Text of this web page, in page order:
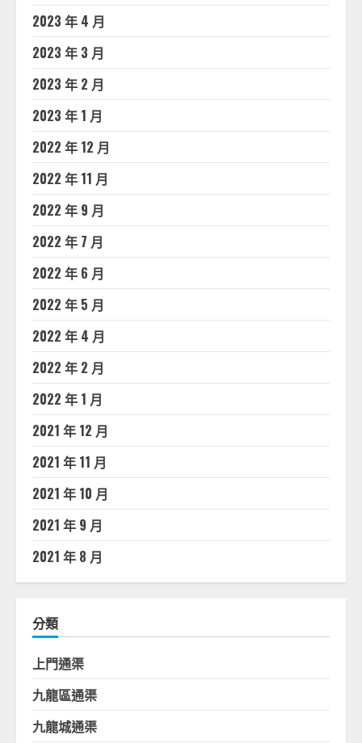
2023 年 4 月
2023 年 3 月
2023 年 2 月
2023 年 1 月
2022 年 12 月
2022 年 11 月
2022 年 9 月
2022 年 7 月
2022 年 6 月
2022 年 5 月
2022 年 4 月
2022 年 2 月
2022 年 1 月
2021 年 12 月
2021 年 11 月
2021 年 10 月
2021 年 9 月
2021 年 8 月
分類
上門通渠
九龍區通渠
九龍城通渠